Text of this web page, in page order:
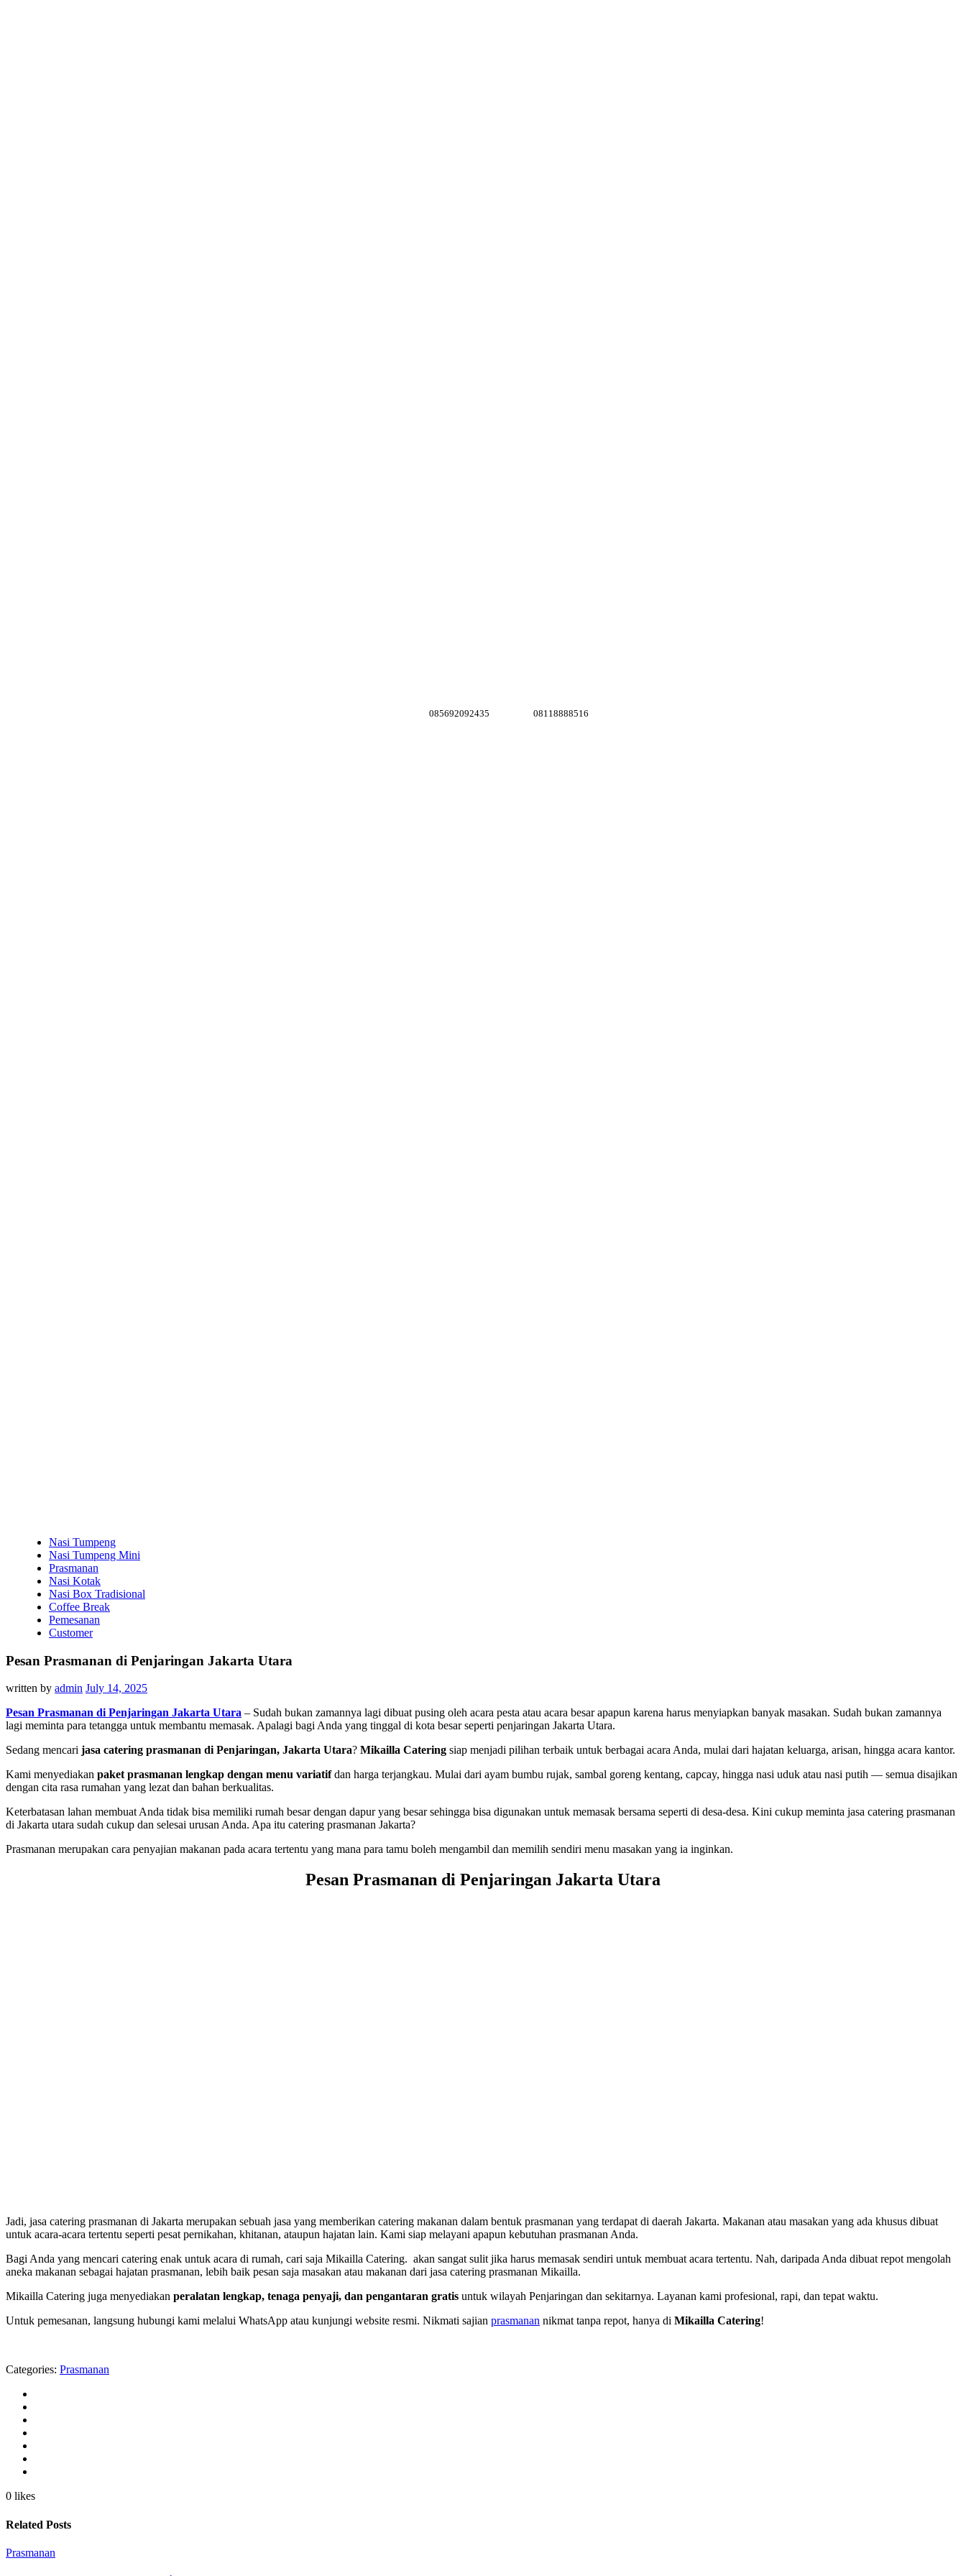
085692092435 08118888516
Nasi Tumpeng
Nasi Tumpeng Mini
Prasmanan
Nasi Kotak
Nasi Box Tradisional
Coffee Break
Pemesanan
Customer
Pesan Prasmanan di Penjaringan Jakarta Utara
written by admin July 14, 2025
Pesan Prasmanan di Penjaringan Jakarta Utara – Sudah bukan zamannya lagi dibuat pusing oleh acara pesta atau acara besar apapun karena harus menyiapkan banyak masakan. Sudah bukan zamannya
lagi meminta para tetangga untuk membantu memasak. Apalagi bagi Anda yang tinggal di kota besar seperti penjaringan Jakarta Utara.
Sedang mencari jasa catering prasmanan di Penjaringan, Jakarta Utara? Mikailla Catering siap menjadi pilihan terbaik untuk berbagai acara Anda, mulai dari hajatan keluarga, arisan, hingga acara kantor.
Kami menyediakan paket prasmanan lengkap dengan menu variatifdan harga terjangkau. Mulai dari ayam bumbu rujak, sambal goreng kentang, capcay, hingga nasi uduk atau nasi putih — semua disajikan
dengan cita rasa rumahan yang lezat dan bahan berkualitas.
Keterbatasan lahan membuat Anda tidak bisa memiliki rumah besar dengan dapur yang besar sehingga bisa digunakan untuk memasak bersama seperti di desa-desa. Kini cukup meminta jasa catering prasmanan
di Jakarta utara sudah cukup dan selesai urusan Anda. Apa itu catering prasmanan Jakarta?
Prasmanan merupakan cara penyajian makanan pada acara tertentu yang mana para tamu boleh mengambil dan memilih sendiri menu masakan yang ia inginkan.
Pesan Prasmanan di Penjaringan Jakarta Utara
Jadi, jasa catering prasmanan di Jakarta merupakan sebuah jasa yang memberikan catering makanan dalam bentuk prasmanan yang terdapat di daerah Jakarta. Makanan atau masakan yang ada khusus dibuat
untuk acara-acara tertentu seperti pesat pernikahan, khitanan, ataupun hajatan lain. Kami siap melayani apapun kebutuhan prasmanan Anda.
Bagi Anda yang mencari catering enak untuk acara di rumah, cari saja Mikailla Catering. akan sangat sulit jika harus memasak sendiri untuk membuat acara tertentu. Nah, daripada Anda dibuat repot mengolah
aneka makanan sebagai hajatan prasmanan, lebih baik pesan saja masakan atau makanan dari jasa catering prasmanan Mikailla.
Mikailla Catering juga menyediakan peralatan lengkap, tenaga penyaji, dan pengantaran gratis untuk wilayah Penjaringan dan sekitarnya. Layanan kami profesional, rapi, dan tepat waktu.
Untuk pemesanan, langsung hubungi kami melalui WhatsApp atau kunjungi website resmi. Nikmati sajian prasmanan nikmat tanpa repot, hanya di Mikailla Catering!
Categories: Prasmanan
0 likes
Related Posts
Prasmanan